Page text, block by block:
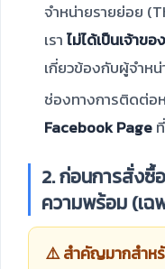
จำหน่ายรายย่อย
เรา ไม่ได้เป็นเจ้าข
เกี่ยวข้องกับผู้จำห
ช่องทางการติดต่อ
Facebook Page
2. ก่อนการสั่งซื้
ความพร้อม (เ
⚠️ สำคัญมากสำห